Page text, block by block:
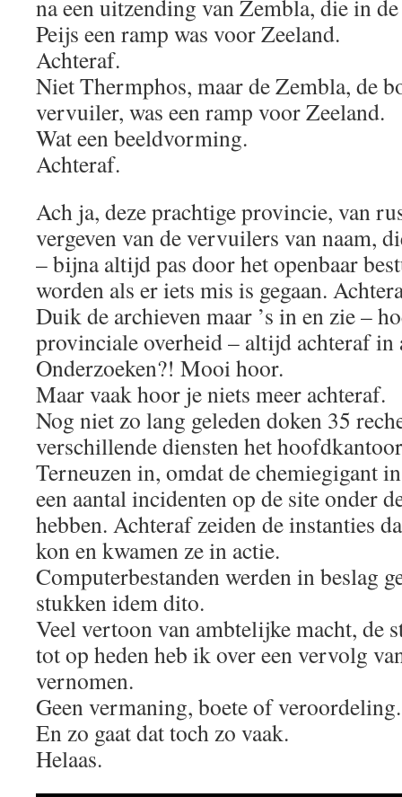
na een uitzending van Zembla, die in
Peijs een ramp was voor Zeeland.
Achteraf.
Niet Thermphos, maar de Zembla, de
vervuiler, was een ramp voor Zeeland.
Wat een beeldvorming.
Achteraf.
Ach ja, deze prachtige provincie, van
vergeven van de vervuilers van naam,
– bijna altijd pas door het openbaar
worden als er iets mis is gegaan.
Duik de archieven maar ’s in en zie –
provinciale overheid – altijd achteraf in
Onderzoeken?! Mooi hoor.
Maar vaak hoor je niets meer achteraf.
Nog niet zo lang geleden doken 35
verschillende diensten het
Terneuzen in, omdat de chemiegigant
een aantal incidenten op de site onder
hebben. Achteraf zeiden de instanties
kon en kwamen ze in actie.
Computerbestanden werden in beslag
stukken idem dito.
Veel vertoon van ambtelijke macht, de
tot op heden heb ik over een vervolg
vernomen.
Geen vermaning, boete of
En zo gaat dat toch zo vaak.
Helaas.